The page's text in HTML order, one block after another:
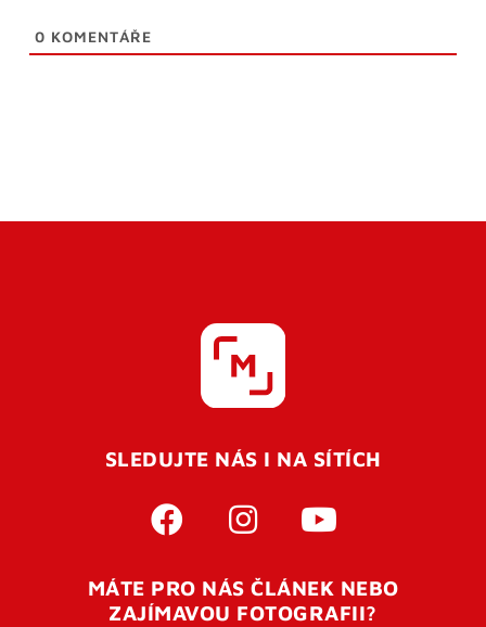
0 KOMENTÁŘE
SLEDUJTE NÁS I NA SÍTÍCH
MÁTE PRO NÁS ČLÁNEK NEBO
ZAJÍMAVOU FOTOGRAFII?